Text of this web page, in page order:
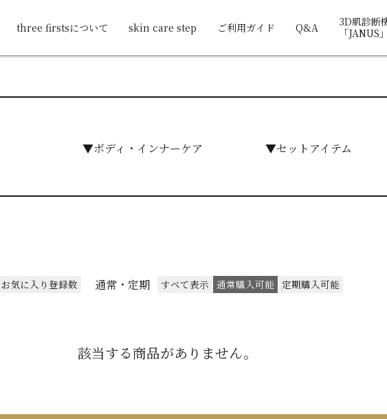
three firstsについて skin care step ご利用ガイド Q&A
3D肌診断
「JANUS」
▼ボディ・インナーケア ▼セットアイテム
お気に入り登録数 通常・定期 すべて表示 通常購入可能 定期購入可能
該当する商品がありません。